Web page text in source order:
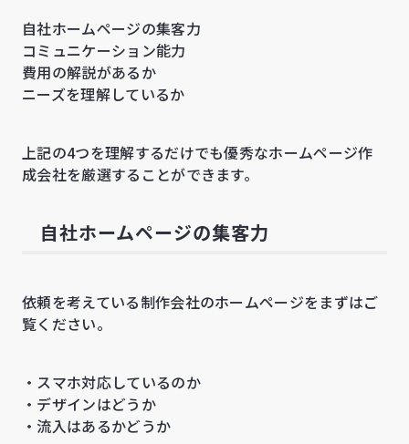
自社ホームページの集客力
コミュニケーション能力
費用の解説があるか
ニーズを理解しているか
上記の4つを理解するだけでも優秀なホームページ作
成会社を厳選することができます。
自社ホームページの集客力
依頼を考えている制作会社のホームページをまずはご
覧ください。
・スマホ対応しているのか
・デザインはどうか
・流入はあるかどうか